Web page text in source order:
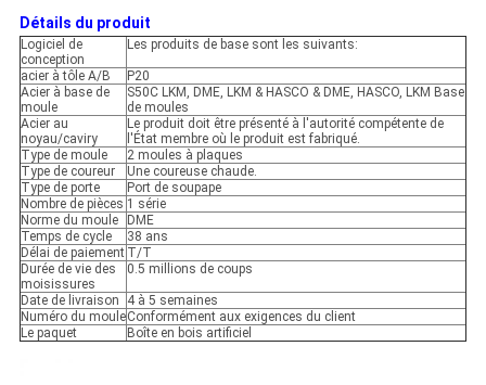
Détails du produit
Logiciel de
conception
Les produits de base sont les suivants:
acier à tôle A/B
P20
Acier à base de
moule
S50C LKM, DME, LKM & HASCO & DME, HASCO, LKM Base
de moules
Acier au
noyau/caviry
Le produit doit être présenté à l'autorité compétente de
l'État membre où le produit est fabriqué.
Type de moule
2 moules à plaques
Type de coureur
Une coureuse chaude.
Type de porte
Port de soupape
Nombre de pièces 1 série
Norme du moule
DME
Temps de cycle
38 ans
Délai de paiement T/T
Durée de vie des
moisissures
0.5 millions de coups
Date de livraison
4 à 5 semaines
Numéro du mouleConformément aux exigences du client
Le paquet
Boîte en bois artificiel